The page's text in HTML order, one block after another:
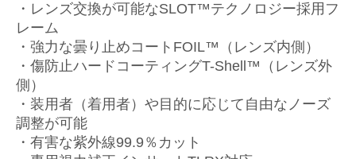
・レンズ交換が可能なSLOT™テクノロジー採用フ
レーム
・強力な曇り止めコートFOIL™（レンズ内側）
・傷防止ハードコーティングT-Shell™（レンズ外
側）
・装用者（着用者）や目的に応じて自由なノーズ
調整が可能
・有害な紫外線99.9％カット